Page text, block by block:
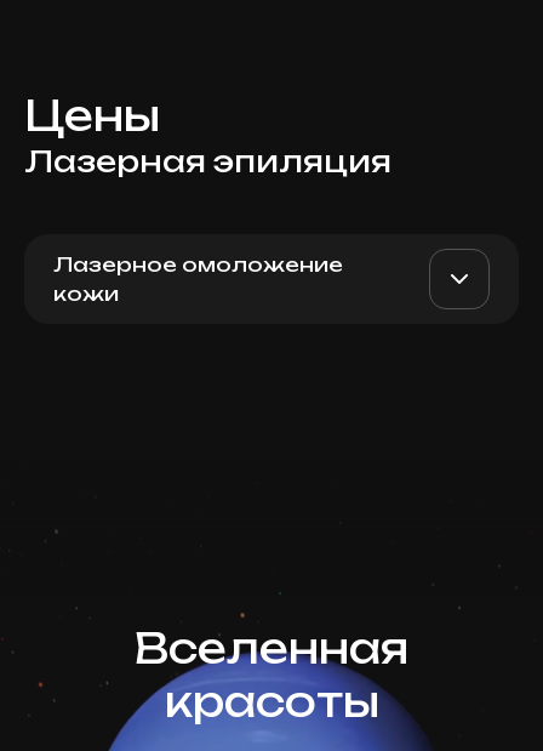
Цены
Лазерная эпиляция
Лазерное омоложение
кожи
Вселенная
красоты